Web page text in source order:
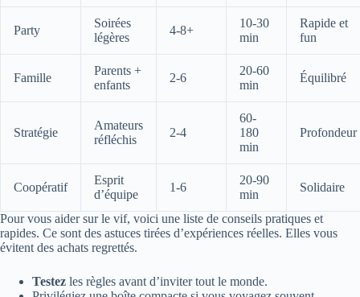
Party
Soirées
légères
4-8+
10-30
min
Rapide et
fun
Famille
Parents +
enfants
2-6
20-60
min
Équilibré
Stratégie
Amateurs
réfléchis
2-4
60-
180
min
Profondeur
Coopératif
Esprit
d’équipe
1-6
20-90
min
Solidaire
Pour vous aider sur le vif, voici une liste de conseils pratiques et
rapides. Ce sont des astuces tirées d’expériences réelles. Elles vous
évitent des achats regrettés.
Testez les règles avant d’inviter tout le monde.